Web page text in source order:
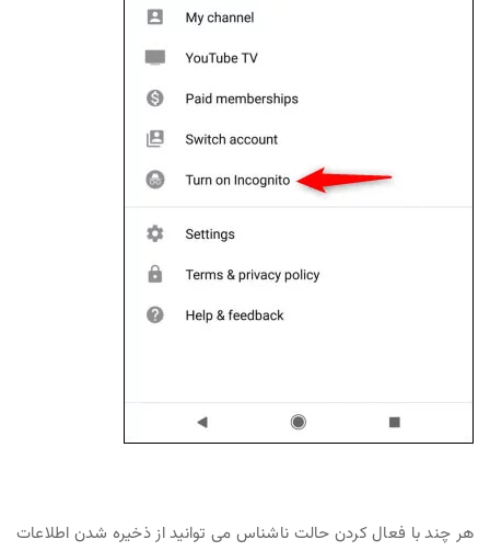
هر چند با فعال کردن حالت ناشناس می توانید از ذخیره شدن اطلاعات